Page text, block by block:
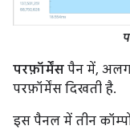
परफ़ॉर्मेंस पैन में,
परफ़ॉर्मेंस दिखती है.
इस पैनल में तीन